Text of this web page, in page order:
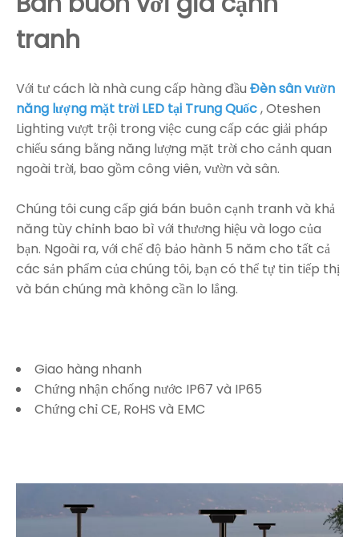
tranh
Với tư cách là nhà cung cấp hàng đầu Đèn sân vườn
năng lượng mặt trời LED tại Trung Quốc, Oteshen
Lighting vượt trội trong việc cung cấp các giải pháp
chiếu sáng bằng năng lượng mặt trời cho cảnh quan
ngoài trời, bao gồm công viên, vườn và sân.
Chúng tôi cung cấp giá bán buôn cạnh tranh và khả
năng tùy chỉnh bao bì với thương hiệu và logo của
bạn. Ngoài ra, với chế độ bảo hành 5 năm cho tất cả
các sản phẩm của chúng tôi, bạn có thể tự tin tiếp thị
và bán chúng mà không cần lo lắng.
Giao hàng nhanh
Chứng nhận chống nước IP67 và IP65
Chứng chỉ CE, RoHS và EMC